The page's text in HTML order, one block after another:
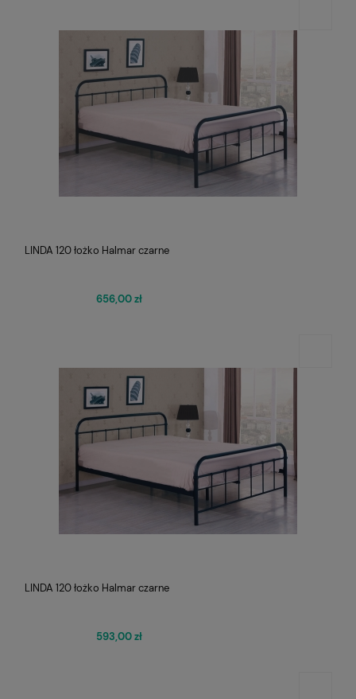
LINDA 120 łożko Halmar czarne
656,00 zł
LINDA 120 łożko Halmar czarne
593,00 zł